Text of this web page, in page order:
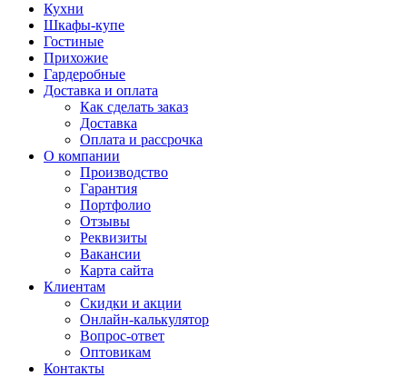
Кухни
Шкафы-купе
Гостиные
Прихожие
Гардеробные
Доставка и оплата
Как сделать заказ
Доставка
Оплата и рассрочка
О компании
Производство
Гарантия
Портфолио
Отзывы
Реквизиты
Вакансии
Карта сайта
Клиентам
Скидки и акции
Онлайн-калькулятор
Вопрос-ответ
Оптовикам
Контакты